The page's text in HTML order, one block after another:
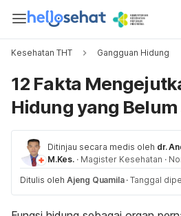
Kesehatan THT Gangguan Hidung
12 Fakta
Hidung yang
Ditinjau secara medis oleh dr.
M.Kes. · Magister Kesehatan ·
Ditulis oleh Ajeng Quamila · Tanggal